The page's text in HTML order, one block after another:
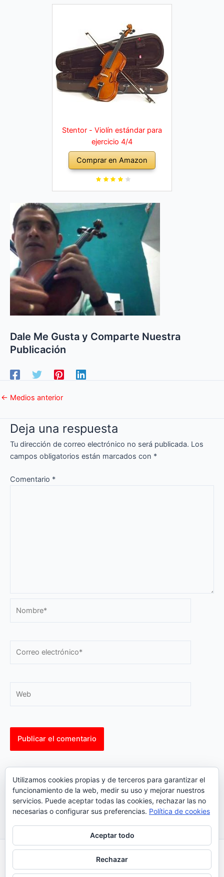
Stentor - Violín estándar para
ejercicio 4/4
Comprar en Amazon
Dale Me Gusta y Comparte Nuestra
Publicación
← Medios anterior
Deja una respuesta
Tu dirección de correo electrónico no será publicada. Los
campos obligatorios están marcados con *
Comentario *
comment data is processed.
Política Cookies| Política Privacidad
© 2023 |ComoTocarViolin.Com
Utilizamos cookies propias y de terceros para garantizar el
funcionamiento de la web, medir su uso y mejorar nuestros
servicios. Puede aceptar todas las cookies, rechazar las no
necesarias o configurar sus preferencias. Política de cookies
Aceptar todo
Rechazar